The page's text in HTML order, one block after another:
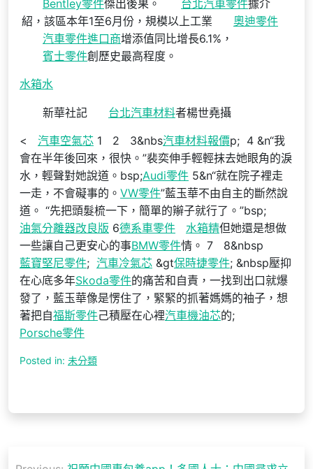
Bentley零件傑出後果。 台北汽車零件據介
紹，該區本年1至6月份，規模以上工業
奧迪零件
汽車零件進口商增添值同比增長6.1%，
賓士零件創歷史最高程度。
水箱水
新華社記 台北汽車材料者楊世堯攝
< 汽車空氣芯 1 2 3&nbs汽車材料報價p; 4 &n“我
會在半年後回來，很快。”裴奕伸手輕輕抹去她眼角的淚
水，輕聲對她說道。bsp;Audi零件 5&n“就在院子裡走
一走，不會礙事的。 VW零件”藍玉華不由自主的斷然說
道。 “先把頭髮梳一下，簡單的辮子就行了。”bsp;
油氣分離器改良版 6德系車零件 水箱精但她還是想做
一些讓自己更安心的事BMW零件情。 7 8&nbsp
藍寶堅尼零件; 汽車冷氣芯 &gt保時捷零件; &nbsp壓抑
在心底多年Skoda零件的痛苦和自責，一找到出口就爆
發了，藍玉華像是愣住了，緊緊的抓著媽媽的袖子，想
著把自福斯零件己積壓在心裡汽車機油芯的;
Porsche零件
Posted in: 未分類